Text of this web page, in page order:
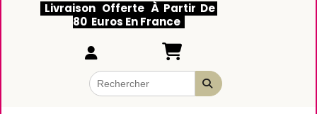
Livraison Offerte À Partir De
80 Euros En France